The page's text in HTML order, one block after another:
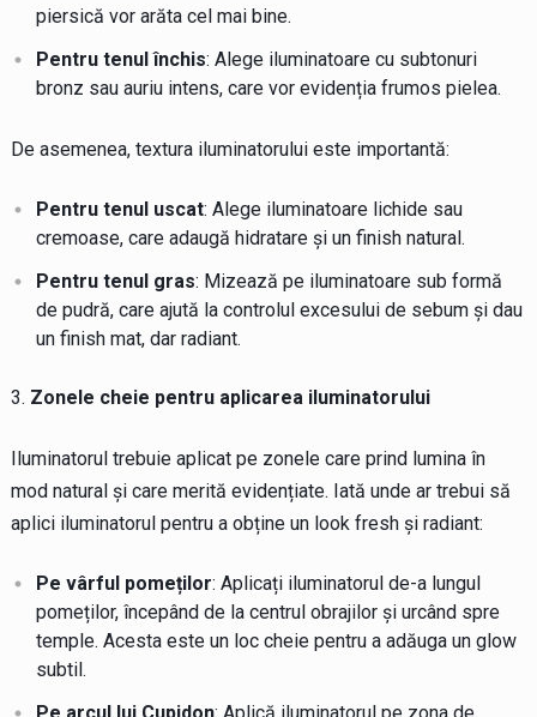
piersică vor arăta cel mai bine.
Pentru tenul închis: Alege iluminatoare cu subtonuri
bronz sau auriu intens, care vor evidenția frumos pielea.
De asemenea, textura iluminatorului este importantă:
Pentru tenul uscat: Alege iluminatoare lichide sau
cremoase, care adaugă hidratare și un finish natural.
Pentru tenul gras: Mizează pe iluminatoare sub formă
de pudră, care ajută la controlul excesului de sebum și dau
un finish mat, dar radiant.
Zonele cheie pentru aplicarea iluminatorului
Iluminatorul trebuie aplicat pe zonele care prind lumina în
mod natural și care merită evidențiate. Iată unde ar trebui să
aplici iluminatorul pentru a obține un look fresh și radiant:
Pe vârful pomeților: Aplicați iluminatorul de-a lungul
pomeților, începând de la centrul obrajilor și urcând spre
temple. Acesta este un loc cheie pentru a adăuga un glow
subtil.